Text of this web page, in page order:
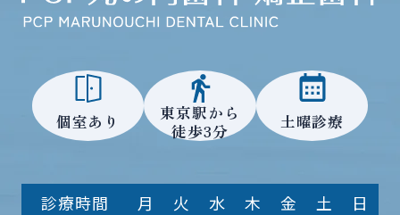
個室あり
東京駅から
徒歩3分
土曜診療
診療時間 月 火 水 木 金 土
日